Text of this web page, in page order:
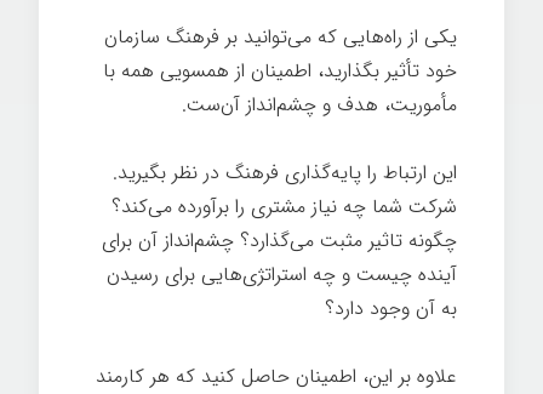
یکی از راه‌هایی که می‌توانید بر فرهنگ سازمان
خود تأثیر بگذارید، اطمینان از همسویی همه با
مأموریت، هدف و چشم‌انداز آن‌ست.
این ارتباط را پایه‌گذاری فرهنگ در نظر بگیرید.
شرکت شما چه نیاز مشتری را برآورده می‌کند؟
چگونه تاثیر مثبت می‌گذارد؟ چشم‌انداز آن برای
آینده چیست و چه استراتژی‌هایی برای رسیدن
به آن وجود دارد؟
علاوه بر این، اطمینان حاصل کنید که هر کارمند